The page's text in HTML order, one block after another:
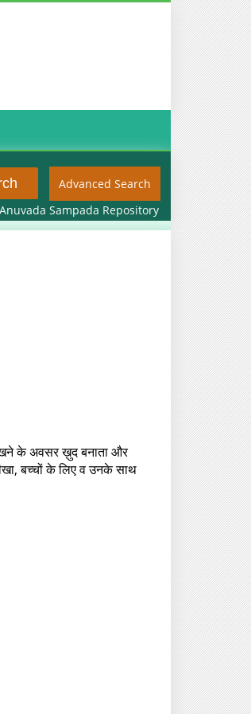
Advanced Search
Sampada Repository
के अवसर ख़ुद बनाता और
बच्चों के लिए व उनके साथ